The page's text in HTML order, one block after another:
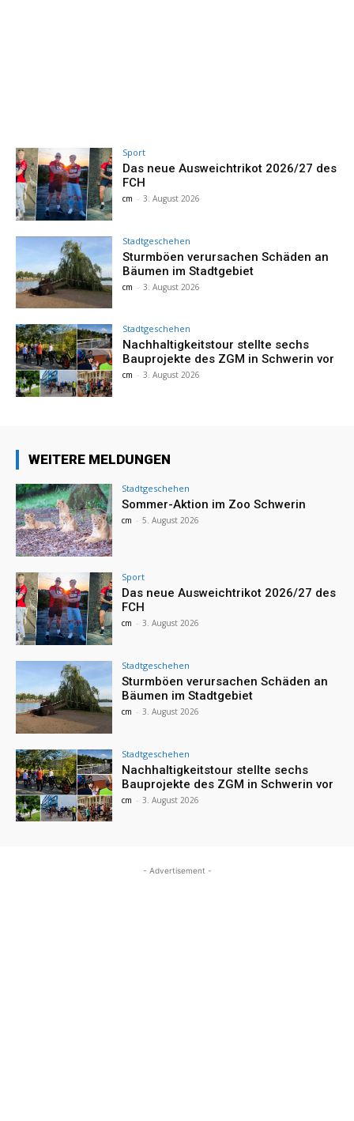
Sport
Das neue Ausweichtrikot 2026/27 des
FCH
cm - 3. August 2026
Stadtgeschehen
Sturmböen verursachen Schäden an
Bäumen im Stadtgebiet
cm - 3. August 2026
Stadtgeschehen
Nachhaltigkeitstour stellte sechs
Bauprojekte des ZGM in Schwerin vor
cm - 3. August 2026
WEITERE MELDUNGEN
Stadtgeschehen
Sommer-Aktion im Zoo Schwerin
cm - 5. August 2026
Sport
Das neue Ausweichtrikot 2026/27 des
FCH
cm - 3. August 2026
Stadtgeschehen
Sturmböen verursachen Schäden an
Bäumen im Stadtgebiet
cm - 3. August 2026
Stadtgeschehen
Nachhaltigkeitstour stellte sechs
Bauprojekte des ZGM in Schwerin vor
cm - 3. August 2026
- Advertisement -